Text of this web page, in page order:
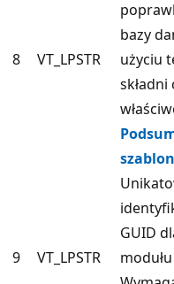
8 VT_LPSTR
bazy
użyciu
składni
9 VT_LPSTR
GUID